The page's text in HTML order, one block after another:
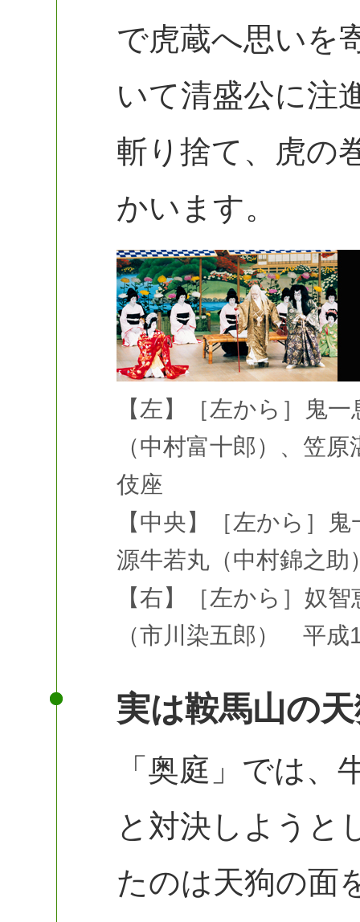
で虎蔵へ思いを
いて清盛公に注
斬り捨て、虎の
かいます。
【左】［左から］鬼
（中村富十郎）、笠
伎座
【中央】［左から］
源牛若丸（中村錦之
【右】［左から］奴
（市川染五郎） 平成
実は鞍馬山の
「奥庭」では
と対決しようと
たのは天狗の面